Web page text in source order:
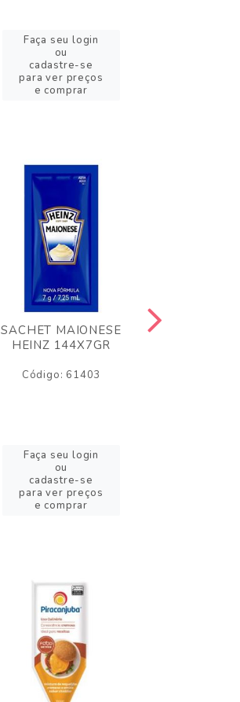
Faça seu login
ou
cadastre-se
para ver preços
e comprar
SACHET MAIONESE
HEINZ 144X7GR
Código: 61403
Faça seu login
ou
cadastre-se
para ver preços
e comprar